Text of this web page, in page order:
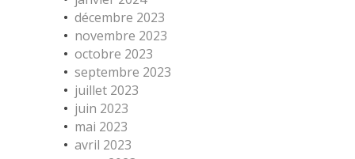
décembre 2023
novembre 2023
octobre 2023
septembre 2023
juillet 2023
juin 2023
mai 2023
avril 2023